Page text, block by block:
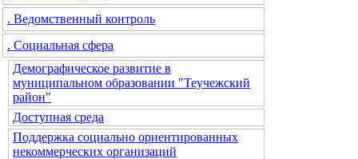
. Ведомственный контроль
. Социальная сфера
Демографическое развитие в
муниципальном образовании "Теучежский
район"
Доступная среда
Поддержка социально ориентированных
некоммерческих организаций